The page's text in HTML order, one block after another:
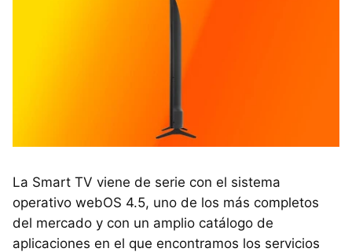
La Smart TV viene de serie con el sistema
operativo webOS 4.5, uno de los más completos
del mercado y con un amplio catálogo de
aplicaciones en el que encontramos los servicios